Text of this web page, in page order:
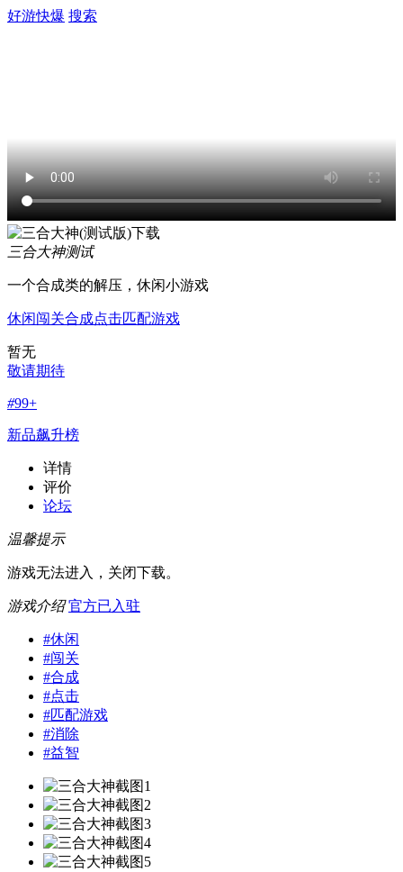
好游快爆 搜索
三合大神测试
一个合成类的解压，休闲小游戏
休闲闯关合成点击匹配游戏
暂无
敬请期待
#99+
新品飙升榜
详情
评价
论坛
温馨提示
游戏无法进入，关闭下载。
游戏介绍 官方已入驻
#休闲
#闯关
#合成
#点击
#匹配游戏
#消除
#益智